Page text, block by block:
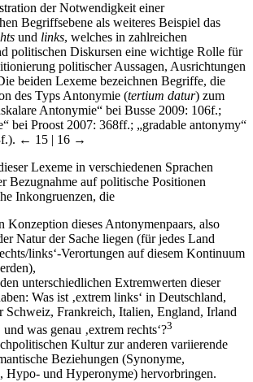
der Notwendigkeit einer
Begriffsebene als weiteres Beispiel das
und links, welches in zahlreichen
politischen Diskursen eine wichtige Rolle für
politischer Aussagen, Ausrichtungen
beiden Lexeme bezeichnen Begriffe, die
des Typs Antonymie (tertium datur) zum
Antonymie“ bei Busse 2009: 106f.;
bei Proost 2007: 368ff.; „gradable antonymy“
← 15 | 16 →
Lexeme in verschiedenen Sprachen
Bezugnahme auf politische Positionen
Inkongruenzen, die
Konzeption dieses Antonymenpaars, also
Natur der Sache liegen (für jedes Land
links‘-Verortungen auf diesem Kontinuum
unterschiedlichen Extremwerten dieser
Was ist ‚extrem links‘ in Deutschland,
Schweiz, Frankreich, Italien, England, Irland
was genau ‚extrem rechts‘?3
Kultur zur anderen variierende
Beziehungen (Synonyme,
Hypo- und Hyperonyme) hervorbringen.